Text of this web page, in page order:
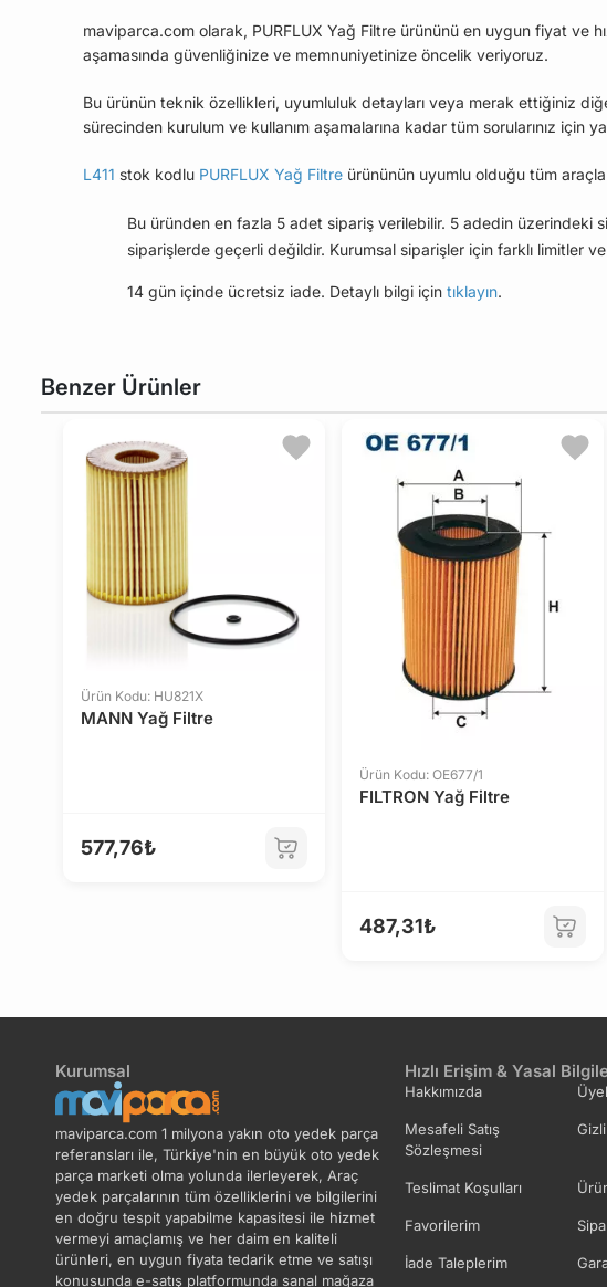
maviparca.com olarak, PURFLUX Yağ Filtre ürününü en uygun fiyat ve
aşamasında güvenliğinize ve memnuniyetinize öncelik veriyoruz.
Bu ürünün teknik özellikleri, uyumluluk detayları veya merak ettiğiniz
sürecinden kurulum ve kullanım aşamalarına kadar tüm sorularınız için
L411 stok kodlu PURFLUX Yağ Filtre ürününün uyumlu olduğu tüm
Bu üründen en fazla 5 adet sipariş verilebilir. 5 adedin üzerindeki
siparişlerde geçerli değildir. Kurumsal siparişler için farklı limitler
14 gün içinde ücretsiz iade. Detaylı bilgi için tıklayın.
Benzer Ürünler
Ürün Kodu: HU821X
MANN Yağ Filtre
577,76₺
Ürün Kodu: OE677/1
FILTRON Yağ Filtre
487,31₺
Kurumsal
maviparca.com 1 milyona yakın oto yedek parça
referansları ile, Türkiye'nin en büyük oto yedek
parça marketi olma yolunda ilerleyerek, Araç
yedek parçalarının tüm özelliklerini ve bilgilerini
en doğru tespit yapabilme kapasitesi ile hizmet
vermeyi amaçlamış ve her daim en kaliteli
ürünleri, en uygun fiyata tedarik etme ve satışı
konusunda e-satış platformunda sanal mağaza
Hızlı Erişim & Yasal
Hakkımızda
Mesafeli Satış
Sözleşmesi
Teslimat Koşulları
Favorilerim
İade Taleplerim